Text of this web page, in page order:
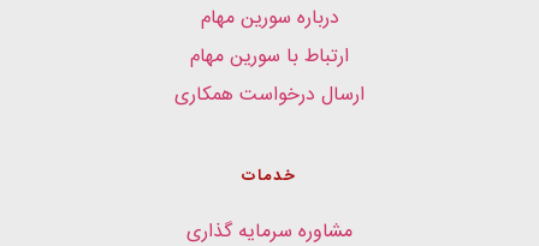
درباره سورین مهام
ارتباط با سورین مهام
ارسال درخواست همکاری
خدمات
مشاوره سرمایه گذاری